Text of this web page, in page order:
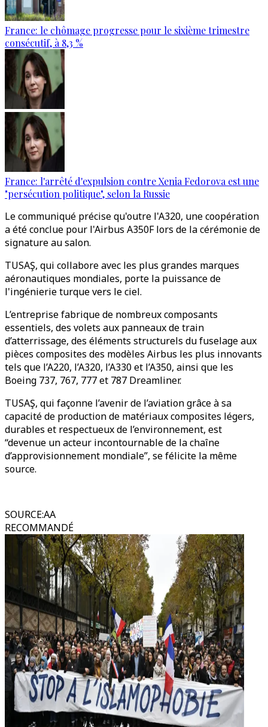
France: le chômage progresse pour le sixième trimestre
consécutif, à 8,3 %
France: l'arrêté d'expulsion contre Xenia Fedorova est une
"persécution politique", selon la Russie
Le communiqué précise qu'outre l'A320, une coopération
a été conclue pour l'Airbus A350F lors de la cérémonie de
signature au salon.
TUSAŞ, qui collabore avec les plus grandes marques
aéronautiques mondiales, porte la puissance de
l'ingénierie turque vers le ciel.
L’entreprise fabrique de nombreux composants
essentiels, des volets aux panneaux de train
d’atterrissage, des éléments structurels du fuselage aux
pièces composites des modèles Airbus les plus innovants
tels que l’A220, l’A320, l’A330 et l’A350, ainsi que les
Boeing 737, 767, 777 et 787 Dreamliner.
TUSAŞ, qui façonne l’avenir de l’aviation grâce à sa
capacité de production de matériaux composites légers,
durables et respectueux de l’environnement, est
“devenue un acteur incontournable de la chaîne
d’approvisionnement mondiale”, se félicite la même
source.
SOURCE:AA
RECOMMANDÉ